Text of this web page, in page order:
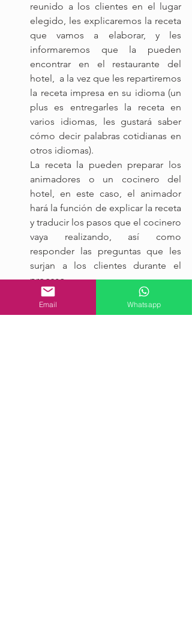
reunido a los clientes en el lugar
elegido, les explicaremos la receta
que vamos a elaborar, y les
informaremos que la pueden
encontrar en el restaurante del
hotel,  a la vez que les repartiremos
la receta impresa en su idioma (un
plus es entregarles la receta en
varios idiomas, les gustará saber
cómo decir palabras cotidianas en
otros idiomas).
La receta la pueden preparar los
animadores o un cocinero del
hotel, en este caso, el animador
hará la función de explicar la receta
y traducir los pasos que el cocinero
vaya realizando, así como
responder las preguntas que les
surjan a los clientes durante el
proceso.
Una vez terminada la receta, se realizará
el emplatado y se le ofrecerá a cada
Email Whatsapp